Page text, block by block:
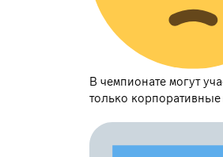
В чемпионате могут
только